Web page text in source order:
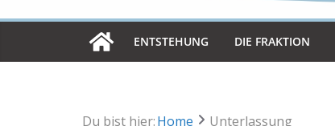
ENT­STE­HUNG DIE FRAK­TION
Du bist hier:Home Unterlassung